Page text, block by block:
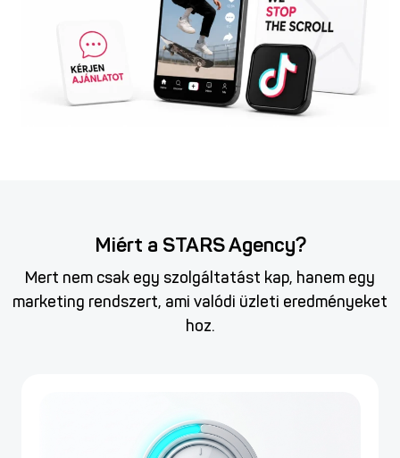
Miért a STARS Agency?
Mert nem csak egy szolgáltatást kap, hanem egy
marketing rendszert, ami valódi üzleti eredményeket
hoz.